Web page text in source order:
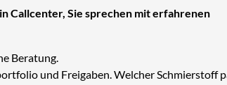
Callcenter, Sie sprechen mit erfahrenen
Beratung.
und Freigaben. Welcher Schmierstoff